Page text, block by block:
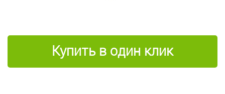
Купить в один клик